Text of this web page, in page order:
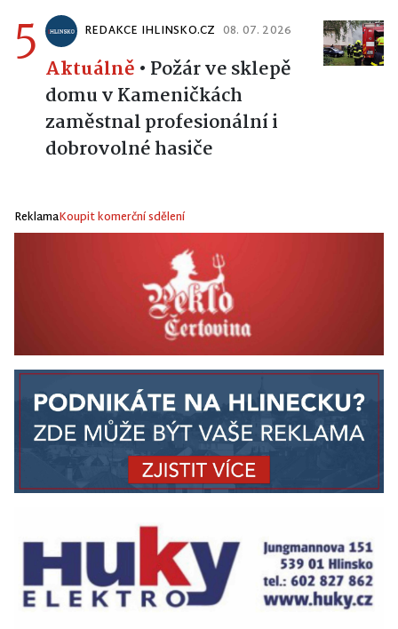
5 REDAKCE IHLINSKO.CZ 08. 07. 2026
Aktuálně • Požár ve sklepě
domu v Kameničkách
zaměstnal profesionální i
dobrovolné hasiče
ReklamaKoupit komerční sdělení